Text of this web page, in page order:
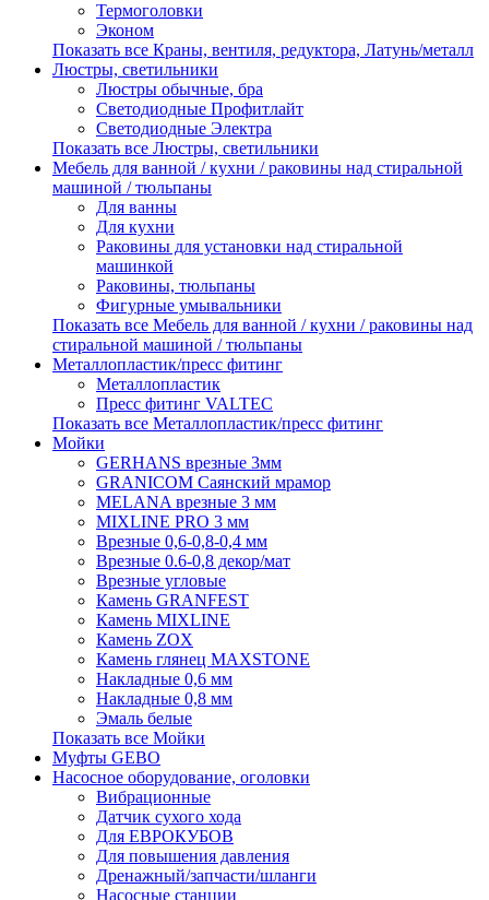
Термоголовки
Эконом
Показать все Краны, вентиля, редуктора, Латунь/металл
Люстры, светильники
Люстры обычные, бра
Светодиодные Профитлайт
Светодиодные Электра
Показать все Люстры, светильники
Мебель для ванной / кухни / раковины над стиральной
машиной / тюльпаны
Для ванны
Для кухни
Раковины для установки над стиральной
машинкой
Раковины, тюльпаны
Фигурные умывальники
Показать все Мебель для ванной / кухни / раковины над
стиральной машиной / тюльпаны
Металлопластик/пресс фитинг
Металлопластик
Пресс фитинг VALTEС
Показать все Металлопластик/пресс фитинг
Мойки
GERHANS врезные 3мм
GRANICOM Саянский мрамор
MELANA врезные 3 мм
MIXLINE PRO 3 мм
Врезные 0,6-0,8-0,4 мм
Врезные 0.6-0,8 декор/мат
Врезные угловые
Камень GRANFEST
Камень MIXLINE
Камень ZOX
Камень глянец MAXSTONE
Накладные 0,6 мм
Накладные 0,8 мм
Эмаль белые
Показать все Мойки
Муфты GEBO
Насосное оборудование, оголовки
Вибрационные
Датчик сухого хода
Для ЕВРОКУБОВ
Для повышения давления
Дренажный/запчасти/шланги
Насосные станции